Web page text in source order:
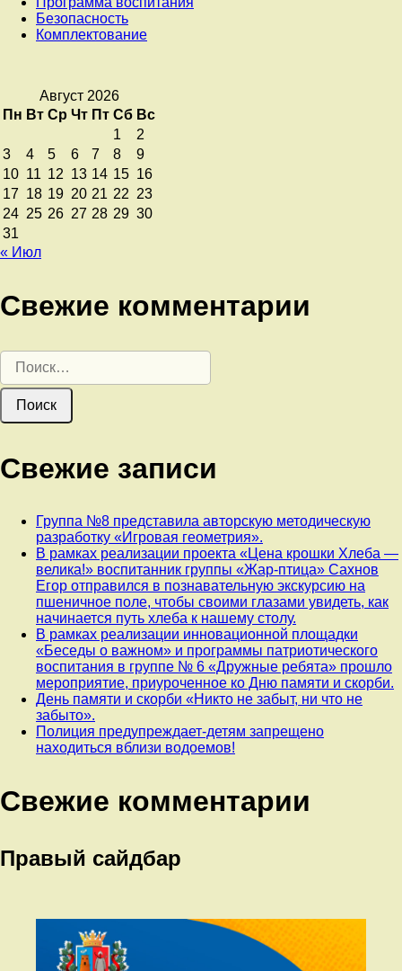
Безопасность
Комплектование
Август 2026
Пн Вт Ср Чт Пт Сб Вс
1
2
3
4 5 6 7 8
9
10 11 12 13 14 15 16
17 18 19 20 21 22 23
24 25 26 27 28 29 30
31
« Июл
Свежие комментарии
Найти:
Свежие записи
Группа №8 представила авторскую методическую
разработку «Игровая геометрия».
В рамках реализации проекта «Цена крошки Хлеба —
велика!» воспитанник группы «Жар-птица» Сахнов
Егор отправился в познавательную экскурсию на
пшеничное поле, чтобы своими глазами увидеть, как
начинается путь хлеба к нашему столу.
В рамках реализации инновационной площадки
«Беседы о важном» и программы патриотического
воспитания в группе № 6 «Дружные ребята» прошло
мероприятие, приуроченное ко Дню памяти и скорби.
День памяти и скорби «Никто не забыт, ни что не
забыто».
Полиция предупреждает-детям запрещено
находиться вблизи водоемов!
Свежие комментарии
Правый сайдбар